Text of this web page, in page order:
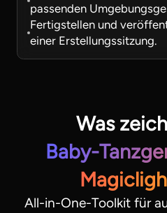
passenden
Fertigstellen und
einer Erstellungssitzung.
Was
Baby-
All-in-One-Toolkit für